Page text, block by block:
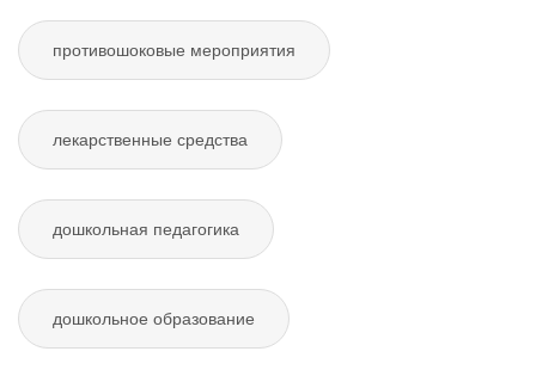
противошоковые мероприятия
лекарственные средства
дошкольная педагогика
дошкольное образование